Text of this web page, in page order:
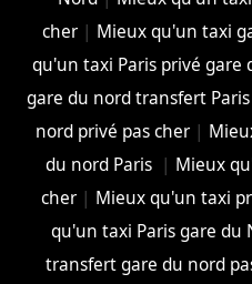
cher | Mieux qu'un taxi
qu'un taxi Paris privé gare
gare du nord transfert Paris
nord privé pas cher |
du nord Paris | Mieux
cher | Mieux qu'un taxi
qu'un taxi Paris gare du
transfert gare du nord